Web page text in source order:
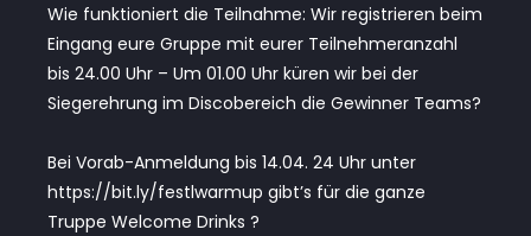
Wie funktioniert die Teilnahme: Wir registrieren beim
Eingang eure Gruppe mit eurer Teilnehmeranzahl
bis 24.00 Uhr – Um 01.00 Uhr küren wir bei der
Siegerehrung im Discobereich die Gewinner Teams?
Bei Vorab-Anmeldung bis 14.04. 24 Uhr unter
https://bit.ly/festlwarmup gibt’s für die ganze
Truppe Welcome Drinks ?